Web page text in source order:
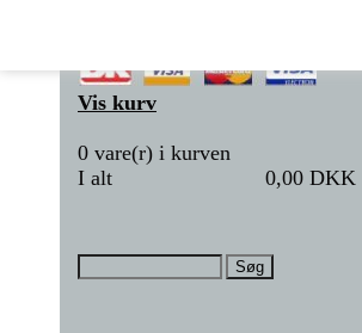
Vis kurv
0 vare(r) i kurven
I alt
0,00 DKK